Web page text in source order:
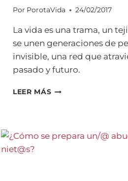
Por PorotaVida 24/02/2017
La vida es una trama, un
se unen generaciones de
invisible, una red que
pasado y futuro.
LEER MÁS VIVIR,